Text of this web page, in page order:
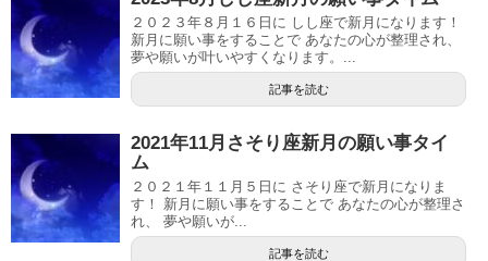
２０２３年８月１６日に しし座で新月になります！
新月に願い事をすることで あなたの心が整理され、
夢や願いが叶いやすくなります。...
記事を読む
2021年11月さそり座新月の願い事タイ
ム
２０２１年１１月５日に さそり座で新月になりま
す！ 新月に願い事をすることで あなたの心が整理さ
れ、 夢や願いが...
記事を読む